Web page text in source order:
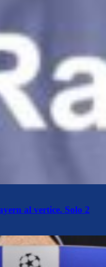
al vertice. Solo 2